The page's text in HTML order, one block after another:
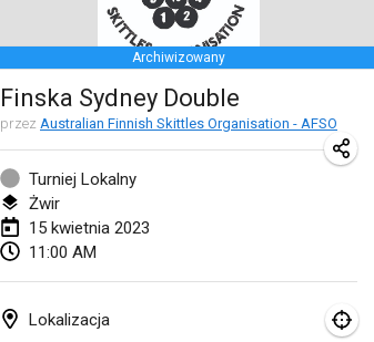
Archiwizowany
Finska Sydney Double
przez Australian Finnish Skittles Organisation - AFSO
Turniej Lokalny
Żwir
15 kwietnia 2023
11:00 AM
Lokalizacja
14 sty 2023 Francja
Indoor Polish Championship - Halowe Mistrzostwa Polski w Mölkky
14 sty 2023|Polska
Tournoi Mixte ASPTTOM
21 sty 2023|
28 sty 2023
29 sty 2023